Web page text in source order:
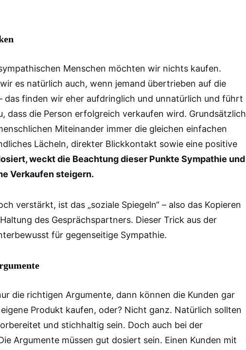
Menschen möchten wir nichts kaufen.
es natürlich auch, wenn jemand übertrieben auf die
das finden wir eher aufdringlich und unnatürlich und führt
dass die Person erfolgreich verkaufen wird. Grundsätzlich
Miteinander immer die gleichen einfachen
Lächeln, direkter Blickkontakt sowie eine positive
weckt die Beachtung dieser Punkte Sympathie und
Verkaufen steigern.
verstärkt, ist das „soziale Spiegeln“ – also das Kopieren
des Gesprächspartners. Dieser Trick aus der
für gegenseitige Sympathie.
die richtigen Argumente, dann können die Kunden gar
Produkt kaufen, oder? Nicht ganz. Natürlich sollten
und stichhaltig sein. Doch auch bei der
Argumente müssen gut dosiert sein. Einen Kunden mit